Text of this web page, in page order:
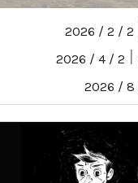
2 / 2 / 2026
2 / 4 / 2026